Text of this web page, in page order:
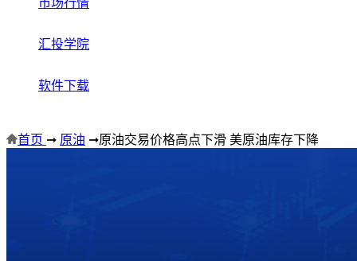
市场行情
汇投学院
软件下载
首页 ➞ 原油 ➞原油交易价格高点下滑 美原油库存下降